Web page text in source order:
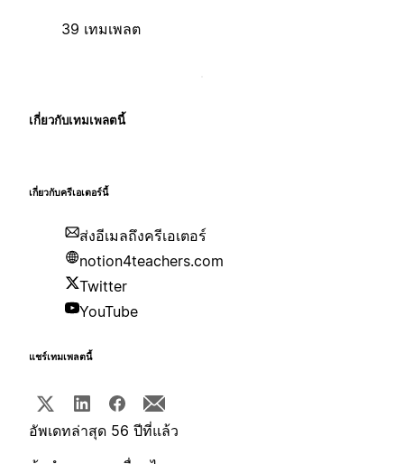
39 เทมเพลต
เกี่ยวกับเทมเพลตนี้
เกี่ยวกับครีเอเตอร์นี้
ส่งอีเมลถึงครีเอเตอร์
notion4teachers.com
Twitter
YouTube
แชร์เทมเพลตนี้
อัพเดทล่าสุด 56 ปีที่แล้ว